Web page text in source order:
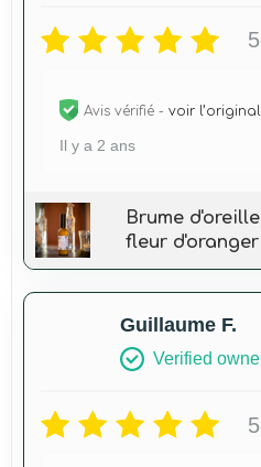
Avis vérifié - voir l’original
Il y a 2 ans
Brume
fleur d'oranger
Guillaume F.
Verified